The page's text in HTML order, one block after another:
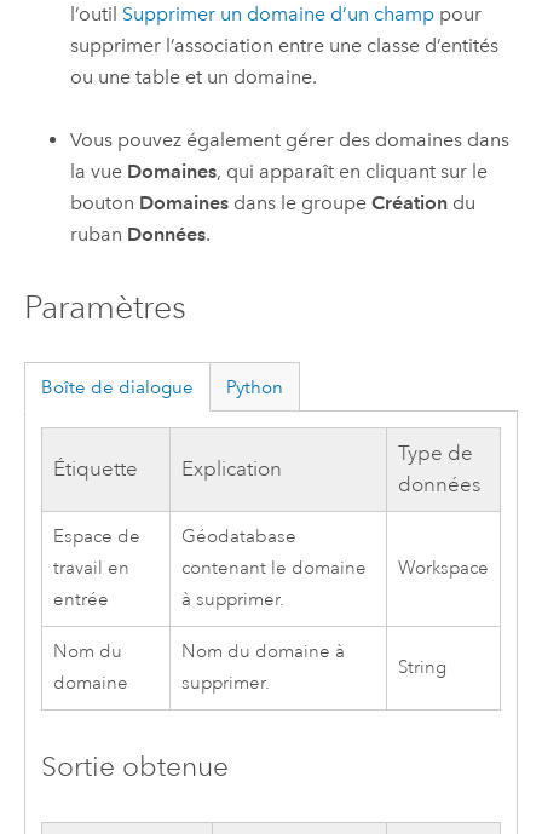
l’outil Supprimer un domaine d’un champ pour
supprimer l’association entre une classe d’entités
ou une table et un domaine.
Vous pouvez également gérer des domaines dans
la vue Domaines, qui apparaît en cliquant sur le
bouton Domaines dans le groupeCréation du
ruban Données.
Paramètres
Boîte de dialogue Python
Étiquette Explication
Type de
données
Espace de
travail en
entrée
Géodatabase
contenant le domaine
à supprimer.
Workspace
Nom du
domaine
Nom du domaine à
supprimer.
String
Sortie obtenue